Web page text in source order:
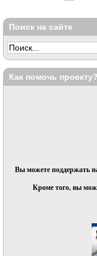
Поиск на сайте
Как помочь проекту?
Вы можете поддержать
Кроме того, вы